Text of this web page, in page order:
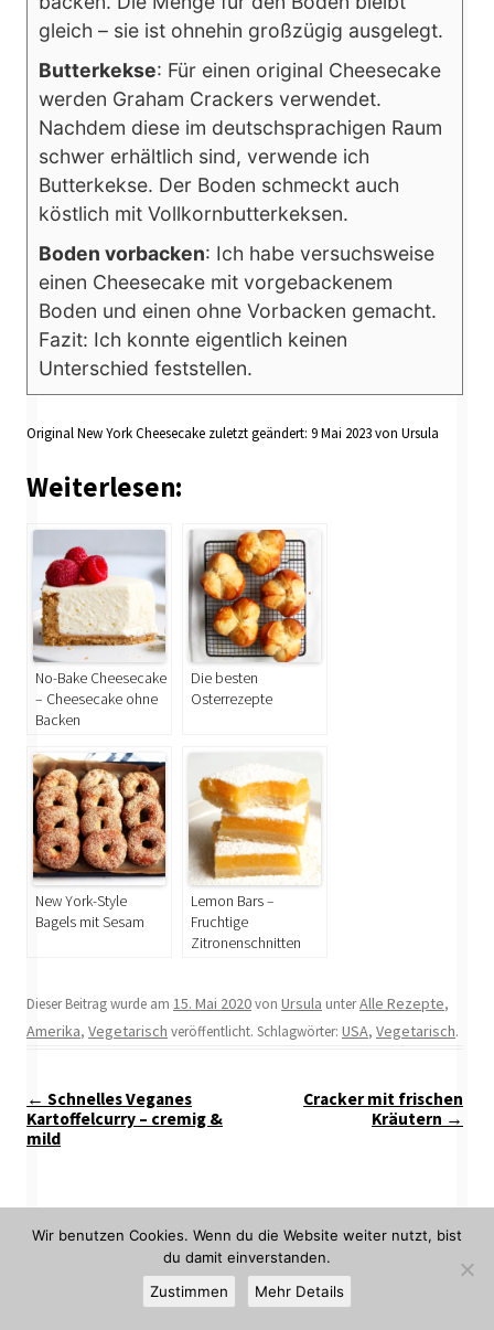
gleich – sie ist ohnehin großzügig ausgelegt.
Butterkekse: Für einen original Cheesecake
werden Graham Crackers verwendet.
Nachdem diese im deutschsprachigen Raum
schwer erhältlich sind, verwende ich
Butterkekse. Der Boden schmeckt auch
köstlich mit Vollkornbutterkeksen.
Boden vorbacken: Ich habe versuchsweise
einen Cheesecake mit vorgebackenem
Boden und einen ohne Vorbacken gemacht.
Fazit: Ich konnte eigentlich keinen
Unterschied feststellen.
Original New York Cheesecake zuletzt geändert: 9 Mai 2023von Ursula
Weiterlesen:
No-Bake Cheesecake
– Cheesecake ohne
Backen
Die besten
Osterrezepte
New York-Style
Bagels mit Sesam
Lemon Bars –
Fruchtige
Zitronenschnitten
Dieser Beitrag wurde am 15. Mai 2020von Ursula unterAlle Rezepte,
Amerika, Vegetarisch veröffentlicht. Schlagwörter: USA, Vegetarisch.
Beitragsnavigation
← Schnelles Veganes
Kartoffelcurry – cremig &
mild
Cracker mit frischen
Kräutern →
Schreibe einen Kommentar
Deine E-Mail-Adresse wird nicht veröffentlicht.
Erforderliche Felder sind mit*markiert
Wir benutzen Cookies. Wenn du die Website weiter nutzt, bist
du damit einverstanden.
Zustimmen
Mehr Details